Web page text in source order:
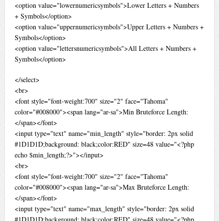
<option value="lowernumericsymbols">Lower Letters + Numbers
+ Symbols</option>
<option value="uppernumericsymbols">Upper Letters + Numbers +
Symbols</option>
<option value="lettersnumericsymbols">All Letters + Numbers +
Symbols</option>
</select>
<br>
<font style="font-weight:700" size="2" face="Tahoma"
color="#008000"><span lang="ar-sa">Min Bruteforce Length:
</span></font>
<input type="text" name="min_length" style="border: 2px solid
#1D1D1D;background: black;color:RED" size=48 value="<?php
echo $min_length;?>"></input>
<br>
<font style="font-weight:700" size="2" face="Tahoma"
color="#008000"><span lang="ar-sa">Max Bruteforce Length:
</span></font>
<input type="text" name="max_length" style="border: 2px solid